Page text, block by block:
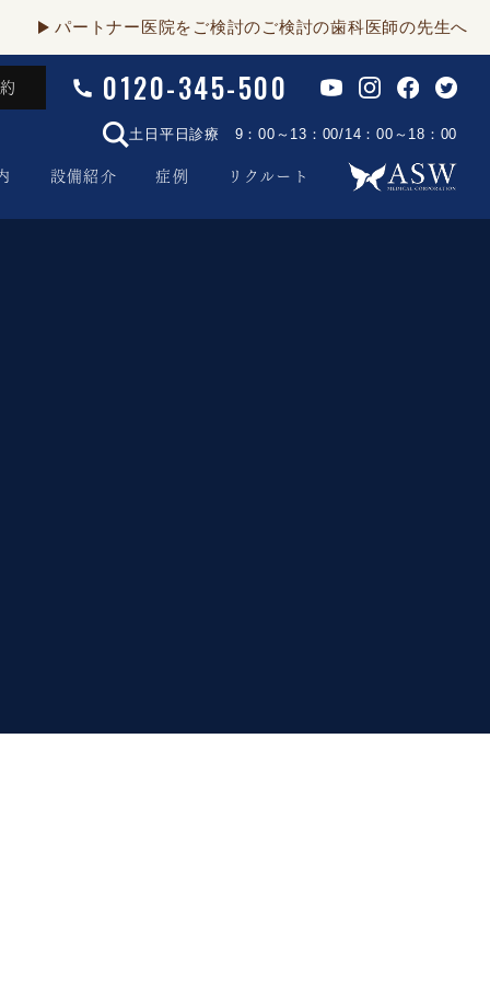
パートナー医院をご検討のご検討の歯科医師の先生へ
0120-345-500
土日平日診療 9：00～13：00/14：00～18：00
設備紹介 症例 リクルート